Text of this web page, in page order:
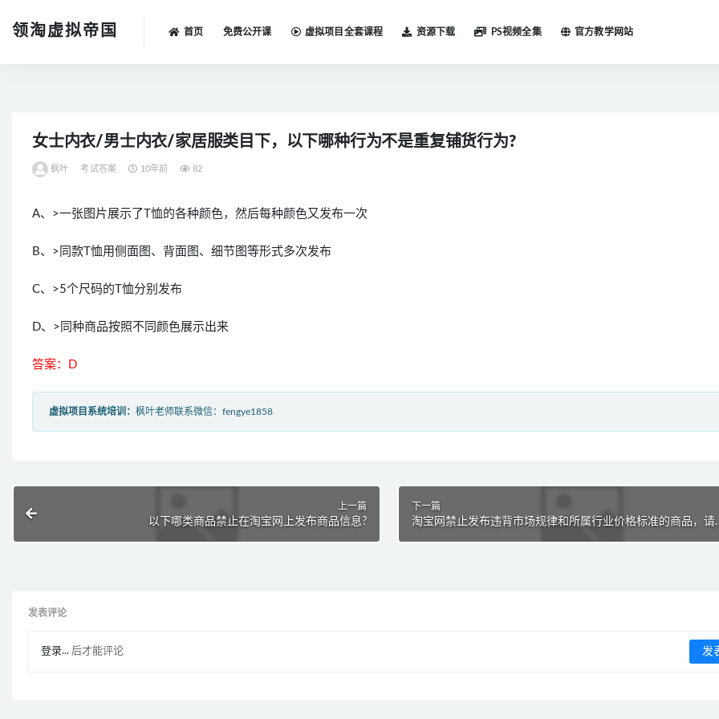
领淘虚拟帝国 首页 免费公开课 虚拟项目全套课程 资源下载 PS视频全集 官方教学网站
女士内衣/男士内衣/家居服类目下，以下哪种行为不是重复铺货行为?
枫叶 考试答案 10年前 82
A、>一张图片展示了T恤的各种颜色，然后每种颜色又发布一次
B、>同款T恤用侧面图、背面图、细节图等形式多次发布
C、>5个尺码的T恤分别发布
D、>同种商品按照不同颜色展示出来
答案：D
虚拟项目系统培训： 枫叶老师联系微信：fengye1858
上一篇
以下哪类商品禁止在淘宝网上发布商品信息?
下一篇
淘宝网禁止发布违背市场规律和所属行业价格标准的商品，请
发表评论
登录... 后才能评论